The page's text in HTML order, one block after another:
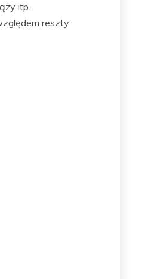
itp.
reszty